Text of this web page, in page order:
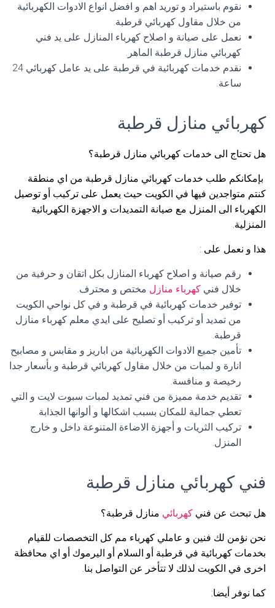
نقوم باستيراد و توريد اهم و افضل انواع الادوات الكهربائية
من خلال مقاول كهربائي قرطبة.
نعمل على صيانة و اصلاح كهرباء المنازل على يد فني
كهربائي منازل قرطبة الماهر.
نقدم خدمات كهربائية في قرطبة على يد عامل كهربائي 24
ساعة.
كهربائي منازل قرطبة
هل تحتاج الى خدمات كهربائي منازل قرطبة؟
بإمكانكم طلب خدمات كهربائي منازل قرطبة من اي منطقة
كنتم متواجدين فيها في الكويت حيث يعمل على تركيب أو توصيل
الكهرباء الى المنزل مع صيانة التمديدات و الاجهزة الكهربائية
المنزلية.
هذا و نعمل على :
رقم صيانة و اصلاح كهرباء المنازل بكل اتقان و حرفية من
خلال فني كهرباء منازل مختص و محترف.
توفير خدمات كهربائية في قرطبة و في كل نواحي الكويت
من تمديد أو تركيب أو تصليح على ايدي معلم كهرباء منازل
قرطبة.
تأمين جميع الادوات الكهربائية من اباريز و مقابس و مصابيح
انارة و لمبات من خلال مقاول كهربائي قرطبة و بأسعار جدا
رخيصة و منافسة.
تقديم خدمة مميزة من فني تمديد لمبات سبوت لايت و التي
تعطي جمالية للمكان بسبب اشكالها و ألوانها الجذابة.
تركيب الثريات و أجهزة الاضاءة المتنوعة داخل و خارج
المنزل.
فني كهربائي منازل قرطبة
هل تبحث عن فني كهربائي منازل قرطبة؟
نحن نؤمن لك فنين و عاملي كهرباء مم كل التخصصات للقيام
بخدمات كهربائية في قرطبة أو السلام أو اليرموك أو اي محافظة
اخرى في الكويت لذلك لا تتأخر عن التواصل بنا.
كما نوفر أيضا: